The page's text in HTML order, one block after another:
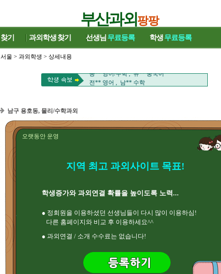
부산과외팡팡
찾기 과외학생찾기 선생님 무료등록 학생무료등록
서울 > 과외학생 > 상세내용
송** 영어/수학 , 유** 중국어
전** 영어 , 남** 수학
천** 수학 , 장** 수학/영어
전** 영어 , 남** 수학
김** 영어 , 박** 국어/영어
천** 수학 , 장** 수학/영어
김** 수학 , 염** HSK
남구 용호동, 물리/수학과외
오랫동안 운영
지역 최고 과외사이트 목표!
학생증가와 과외연결 확률을 높이도록 노력...
● 정회원을 이용하셨던 선생님들이 다시 많이 이용하심!
다른 홈페이지와 비교 후 이용하세요^^
● 과외연결 / 소개 수수료는 없습니다!